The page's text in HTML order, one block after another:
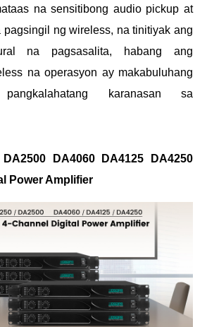
na sensitibong audio pickup at
pagsingil ng wireless, na tinitiyak ang
na pagsasalita, habang ang
na operasyon ay makabuluhang
karanasan sa
DA4060 DA4125 DA4250
Power Amplifier